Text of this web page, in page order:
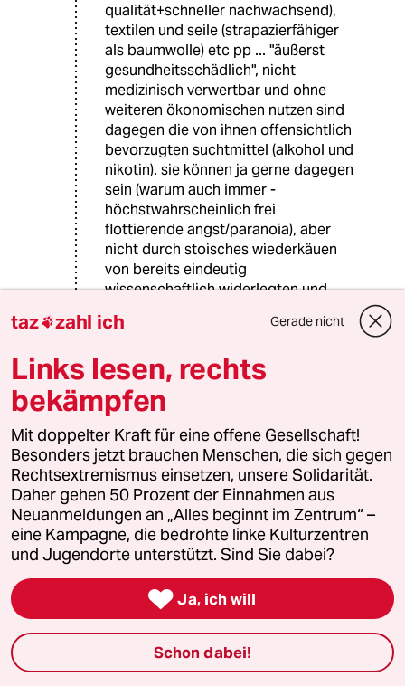
qualität+schneller nachwachsend),
textilen und seile (strapazierfähiger
als baumwolle) etc pp ... "äußerst
gesundheitsschädlich", nicht
medizinisch verwertbar und ohne
weiteren ökonomischen nutzen sind
dagegen die von ihnen offensichtlich
bevorzugten suchtmittel (alkohol und
nikotin). sie können ja gerne dagegen
sein (warum auch immer -
höchstwahrscheinlich frei
flottierende angst/paranoia), aber
nicht durch stoisches wiederkäuen
von bereits eindeutig
wissenschaftlich widerlegten und
falschaussagen!
auch ganz gut entspannen (wenn man
nicht angst vor sich selber hat!);-D
J Jörg
26.01.2014,00:14 Uhr
@blinde kuh:
Das Cannabis keine körperliche
Abhängigkeit verursacht ist aber
genauso ein Märchen und eine häufig
verbreitete Lüge von
Legalisierungsbefürwortern.
Ich entgifte derzeit von Cannabis und
taz zahl ich Gerade nicht
Links lesen, rechts
bekämpfen
Mit doppelter Kraft für eine offene Gesellschaft!
Besonders jetzt brauchen Menschen, die sich gegen
Rechtsextremismus einsetzen, unsere Solidarität.
Daher gehen 50 Prozent der Einnahmen aus
Neuanmeldungen an „Alles beginnt im Zentrum“ –
eine Kampagne, die bedrohte linke Kulturzentren
und Jugendorte unterstützt. Sind Sie dabei?
 Ja, ich will
Schon dabei!